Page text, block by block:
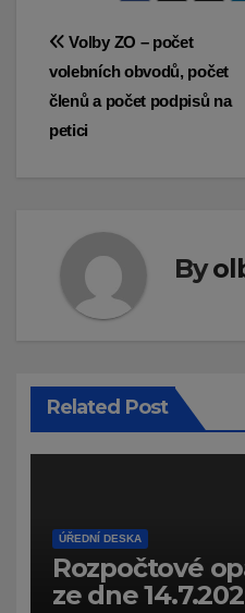
Navigace
pro
příspěvek
Volby ZO – počet
volebních obvodů, počet
členů a počet podpisů na
petici
By
Related Post
ÚŘEDNÍ DESKA
Rozpočtové
ze dne